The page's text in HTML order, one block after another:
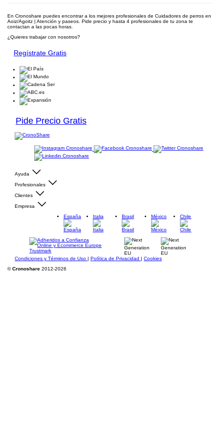
En Cronoshare puedes encontrar a los mejores profesionales de Cuidadores de perros en
Aoiz/Agoitz | Atención y paseos. Pide precio y hasta 4 profesionales de tu zona te
contactan a las pocas horas.
¿Quieres trabajar con nosotros?
Regístrate Gratis
Pide Precio Gratis
Ayuda
Profesionales
Clientes
Empresa
España
Italia Brasil México Chile
Condiciones y Términos de Uso | Política de Privacidad | Cookies
©Cronoshare 2012-2026